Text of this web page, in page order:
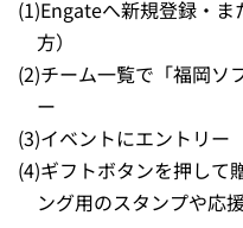
(1)Engateへ新規登録・
方）
(2)チーム一覧で「福岡ソ
ー
(3)イベントにエントリー
(4)ギフトボタンを押して
ング用のスタンプや応